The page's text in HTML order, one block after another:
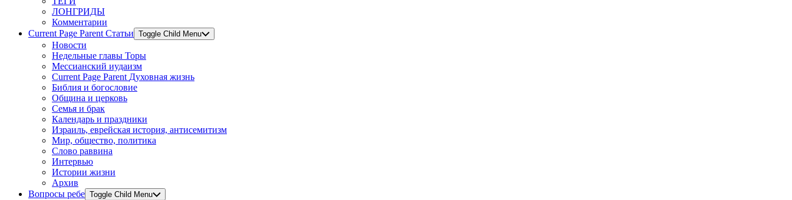
ЛОНГРИДЫ
Комментарии
Current Page Parent Статьи Toggle Child Menu
Новости
Недельные главы Торы
Мессианский иудаизм
Current Page Parent Духовная жизнь
Библия и богословие
Община и церковь
Семья и брак
Календарь и праздники
Израиль, еврейская история, антисемитизм
Мир, общество, политика
Слово раввина
Интервью
Истории жизни
Архив
Вопросы ребе Toggle Child Menu